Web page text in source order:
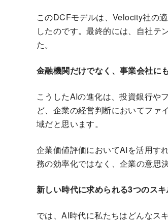
このDCFモデルは、Velocity社の
したのです。最終的には、自社テ
た。
金融機関だけでなく、事業会社に
こうしたAIの進化は、投資銀行や
ど、企業の経営判断においてファ
域だと思います。
企業価値評価においてAIを活用す
務の効率化ではなく、企業の意思
新しい時代に求められる3つのス
では、AI時代に私たちはどんなス